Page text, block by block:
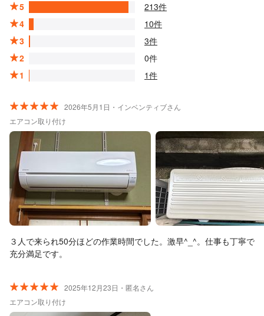
5
213件
4
10件
3
3件
2
0件
1
1件
2026年5月1日・インベンティブさん
エアコン取り付け
３人で来られ50分ほどの作業時間でした。激早^_^。仕事も丁寧で
充分満足です。
2025年12月23日・匿名さん
エアコン取り付け